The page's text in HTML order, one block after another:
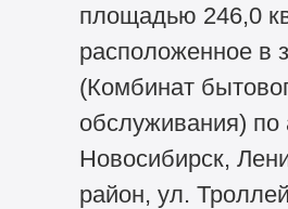
площадью 246,0
расположенное в
(Комбинат
обслуживания) по
Новосибирск,
район, ул.